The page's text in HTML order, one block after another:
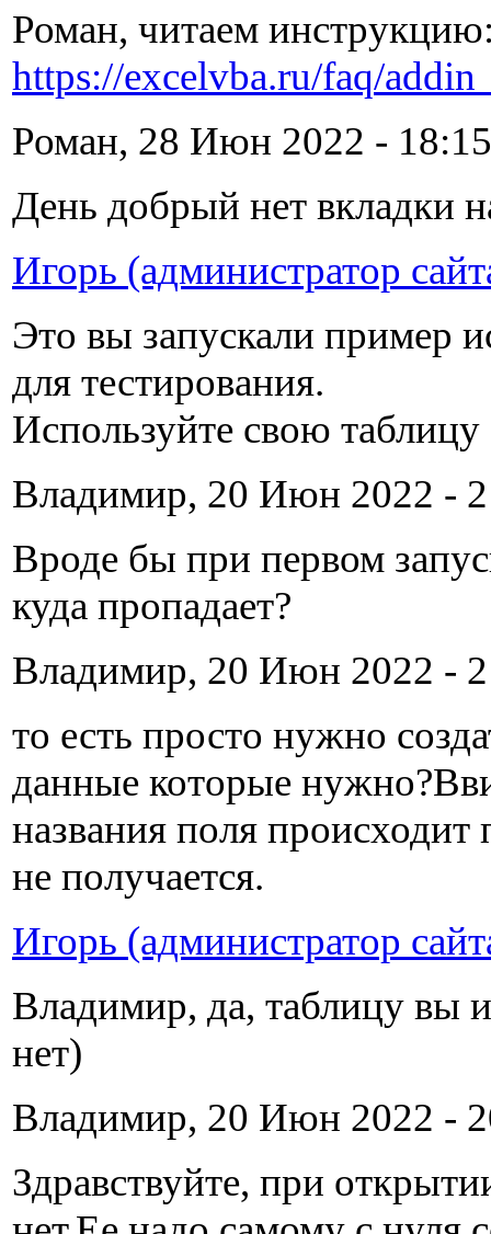
Роман, читаем
https://excelvba.ru/faq/
Роман, 28 Июн 2022 -
День добрый нет вкладки
Игорь (администратор
Это вы запускали пример
для тестирования.
Используйте свою таблицу
Владимир, 20 Июн 2022 -
Вроде бы при первом
куда пропадает?
Владимир, 20 Июн 2022 -
то есть просто нужно
данные которые
названия поля
не получается.
Игорь (администратор
Владимир, да, таблицу вы
нет)
Владимир, 20 Июн 2022 -
Здравствуйте, при